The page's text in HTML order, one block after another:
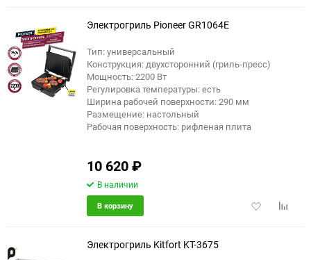
еще 7 фото
Электрогриль Pioneer GR1064E
Тип: универсальный
Конструкция: двухсторонний (гриль-пресс)
Мощность: 2200 Вт
Регулировка температуры: есть
Ширина рабочей поверхности: 290 мм
Размещение: настольный
Рабочая поверхность: рифленая плита
10 620₽
В наличии
Добавить
В корзину
Электрогриль Kitfort KT-3675